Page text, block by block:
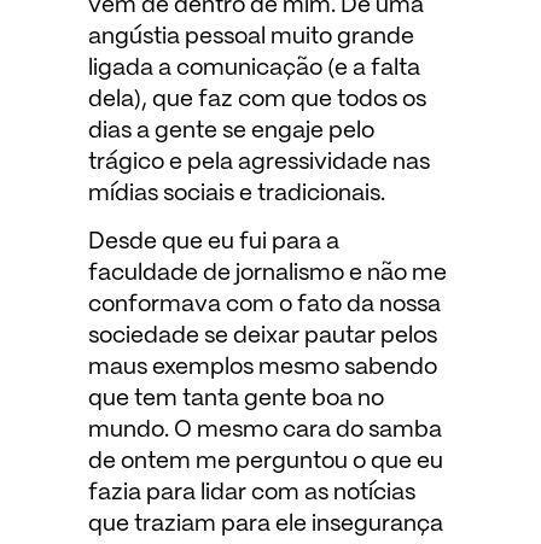
vem de dentro de mim. De uma
angústia pessoal muito grande
ligada a comunicação (e a falta
dela), que faz com que todos os
dias a gente se engaje pelo
trágico e pela agressividade nas
mídias sociais e tradicionais.
Desde que eu fui para a
faculdade de jornalismo e não me
conformava com o fato da nossa
sociedade se deixar pautar pelos
maus exemplos mesmo sabendo
que tem tanta gente boa no
mundo. O mesmo cara do samba
de ontem me perguntou o que eu
fazia para lidar com as notícias
que traziam para ele insegurança